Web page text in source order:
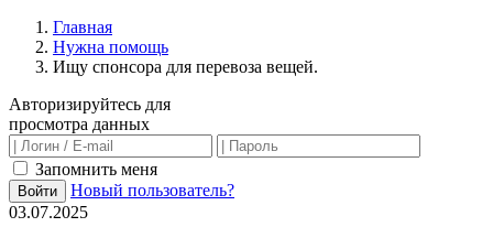
Главная
Нужна помощь
Ищу спонсора для перевоза вещей.
Авторизируйтесь для
просмотра данных
Запомнить меня
Войти
Новый пользователь?
03.07.2025